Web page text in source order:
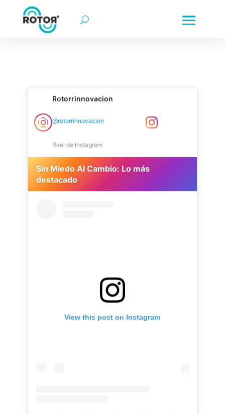
rotorr | rotorr motor de innovación | rotorr-motor de
Innovación empresarial | Transformación digital | Colombia |
Rotorrinnovacion
@rotorrinnovacion
Reel de Instagram
Sin Miedo Al Cambio: Lo más
destacado
View this post on Instagram